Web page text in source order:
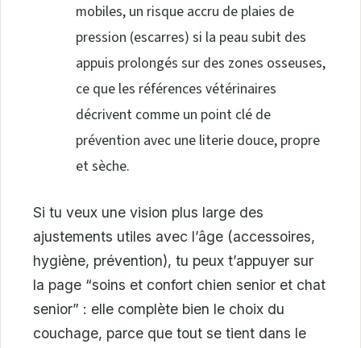
mobiles, un risque accru de plaies de
pression (escarres) si la peau subit des
appuis prolongés sur des zones osseuses,
ce que les références vétérinaires
décrivent comme un point clé de
prévention avec une literie douce, propre
et sèche.
Si tu veux une vision plus large des
ajustements utiles avec l’âge (accessoires,
hygiène, prévention), tu peux t’appuyer sur
la page “soins et confort chien senior et chat
senior” : elle complète bien le choix du
couchage, parce que tout se tient dans le